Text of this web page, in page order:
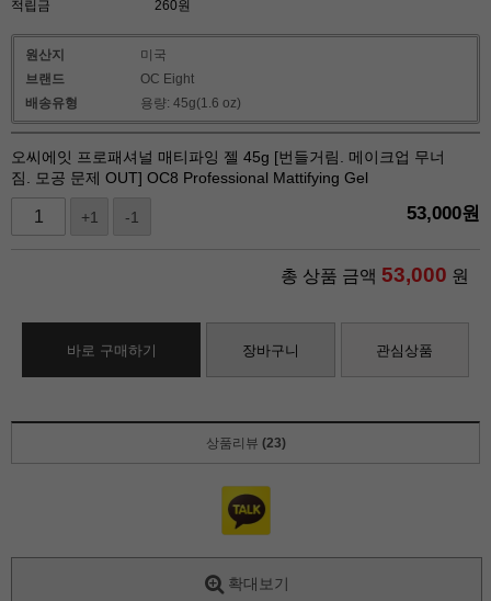
적립금 260원
원산지
미국
브랜드
OC Eight
배송유형
용량: 45g(1.6 oz)
오씨에잇 프로패셔널 매티파잉 젤 45g [번들거림. 메이크업 무너
짐. 모공 문제 OUT] OC8 Professional Mattifying Gel
+1 -1 53,000원
총 상품 금액 53,000 원
바로 구매하기 장바구니 관심상품
상품리뷰 (23)
확대보기